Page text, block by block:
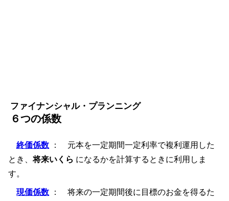
ファイナンシャル・プランニング
６つの係数
終価係数 ： 元本を一定期間一定利率で複利運用した
とき、将来いくら になるかを計算するときに利用しま
す。
現価係数 ： 将来の一定期間後に目標のお金を得るた